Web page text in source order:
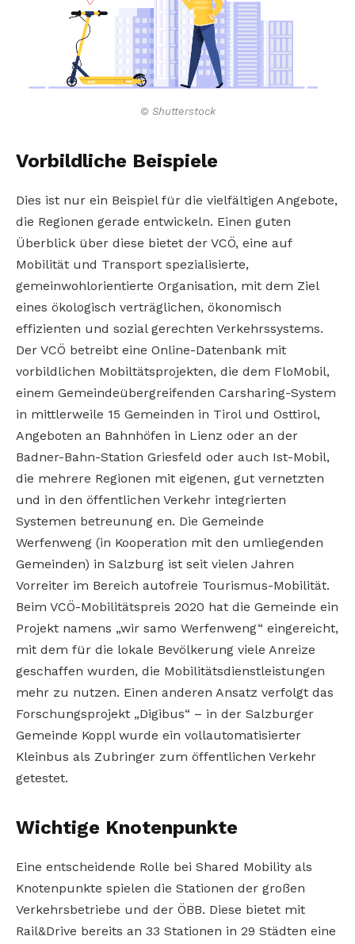
© Shutterstock
Vorbildliche Beispiele
Dies ist nur ein Beispiel für die vielfältigen Angebote,
die Regionen gerade entwickeln. Einen guten
Überblick über diese bietet der VCÖ, eine auf
Mobilität und Transport spezialisierte,
gemeinwohlorientierte Organisation, mit dem Ziel
eines ökologisch verträglichen, ökonomisch
effizienten und sozial gerechten Verkehrssystems.
Der VCÖ betreibt eine Online-Datenbank mit
vorbildlichen Mobiltätsprojekten, die dem FloMobil,
einem Gemeindeübergreifenden Carsharing-System
in mittlerweile 15 Gemeinden in Tirol und Osttirol,
Angeboten an Bahnhöfen in Lienz oder an der
Badner-Bahn-Station Griesfeld oder auch Ist-Mobil,
die mehrere Regionen mit eigenen, gut vernetzten
und in den öffentlichen Verkehr integrierten
Systemen betreunung en. Die Gemeinde
Werfenweng (in Kooperation mit den umliegenden
Gemeinden) in Salzburg ist seit vielen Jahren
Vorreiter im Bereich autofreie Tourismus-Mobilität.
Beim VCÖ-Mobilitätspreis 2020 hat die Gemeinde ein
Projekt namens „wir samo Werfenweng“ eingereicht,
mit dem für die lokale Bevölkerung viele Anreize
geschaffen wurden, die Mobilitätsdienstleistungen
mehr zu nutzen. Einen anderen Ansatz verfolgt das
Forschungsprojekt „Digibus“ – in der Salzburger
Gemeinde Koppl wurde ein vollautomatisierter
Kleinbus als Zubringer zum öffentlichen Verkehr
getestet.
Wichtige Knotenpunkte
Eine entscheidende Rolle bei Shared Mobility als
Knotenpunkte spielen die Stationen der großen
Verkehrsbetriebe und der ÖBB. Diese bietet mit
Rail&Drive bereits an 33 Stationen in 29 Städten eine